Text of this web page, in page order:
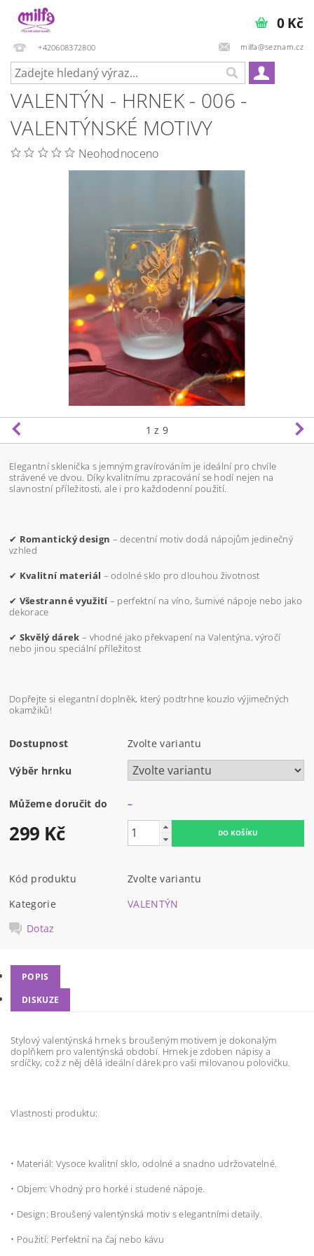
+420608372800 milfa@seznam.cz
0 Kč
VALENTÝN - HRNEK - 006 -
VALENTÝNSKÉ MOTIVY
Neohodnoceno
1 z 9
Elegantní sklenička s jemným gravírováním je ideální pro chvíle
strávené ve dvou. Díky kvalitnímu zpracování se hodí nejen na
slavnostní příležitosti, ale i pro každodenní použití.
✔ Romantický design – decentní motiv dodá nápojům jedinečný
vzhled
✔ Kvalitní materiál – odolné sklo pro dlouhou životnost
✔ Všestranné využití– perfektní na víno, šumivé nápoje nebo jako
dekorace
✔ Skvělý dárek – vhodné jako překvapení na Valentýna, výročí
nebo jinou speciální příležitost
Dopřejte si elegantní doplněk, který podtrhne kouzlo výjimečných
okamžiků!
Dostupnost Zvolte variantu
Výběr hrnku
Můžeme doručit do –
299 Kč
Kód produktu
Zvolte variantu
Kategorie
VALENTÝN
Dotaz
POPIS
DISKUZE
Stylový valentýnská hrnek s broušeným motivem je dokonalým
doplňkem pro valentýnská období. Hrnek je zdoben nápisy a
srdíčky, což z něj dělá ideální dárek pro vaši milovanou polovičku.
Vlastnosti produktu:
• Materiál: Vysoce kvalitní sklo, odolné a snadno udržovatelné.
• Objem: Vhodný pro horké i studené nápoje.
• Design: Broušený valentýnská motiv s elegantními detaily.
• Použití: Perfektní na čaj nebo kávu